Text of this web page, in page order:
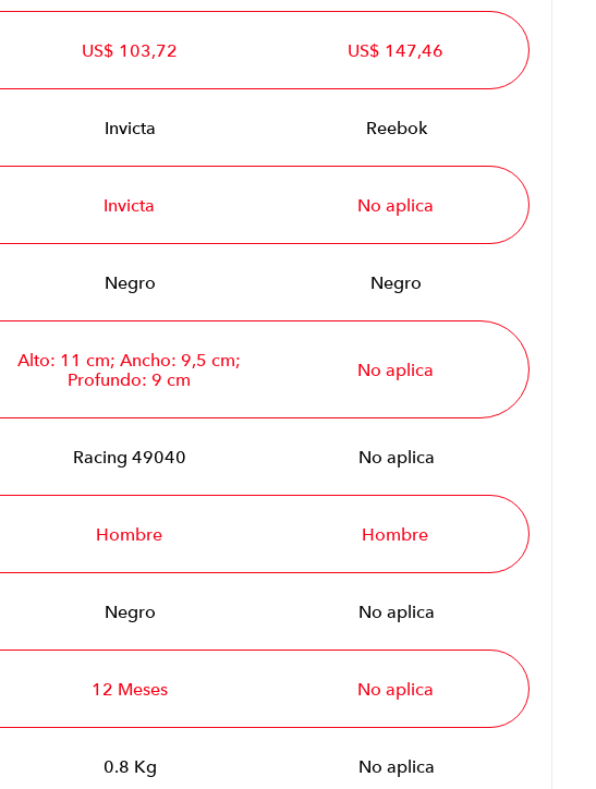
US$ 103,72 US$ 147,46
Invicta Reebok
Invicta No aplica
Negro Negro
Alto: 11 cm; Ancho: 9,5 cm;
Profundo: 9 cm
No aplica
Racing 49040 No aplica
Hombre Hombre
Negro No aplica
12 Meses No aplica
0.8 Kg No aplica